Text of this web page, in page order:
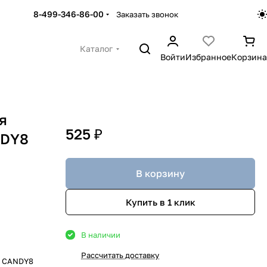
8-499-346-86-00 Заказать звонок
Каталог
ВойтиИзбранноеКорзина
525 ₽
В корзину
Купить в 1 клик
В наличии
Рассчитать доставку